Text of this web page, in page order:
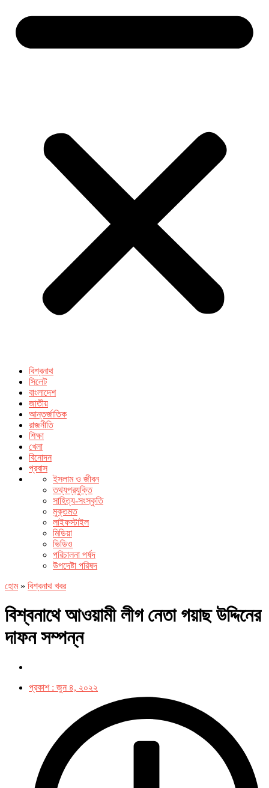
বিশ্বনাথ
সিলেট
বাংলাদেশ
জাতীয়
আন্তর্জাতিক
রাজনীতি
শিক্ষা
খেলা
বিনোদন
প্রবাস
ইসলাম ও জীবন
তথ্যপ্রযুক্তি
সাহিত্য-সংস্কৃতি
মুক্তমত
লাইফস্টাইল
মিডিয়া
ভিডিও
পরিচালনা পর্ষদ
উপদেষ্টা পরিষদ
হোম» বিশ্বনাথ খবর
বিশ্বনাথে আওয়ামী লীগ নেতা গয়াছ উদ্দিনের
দাফন সম্পন্ন
প্রকাশ : জুন ৪, ২০২২